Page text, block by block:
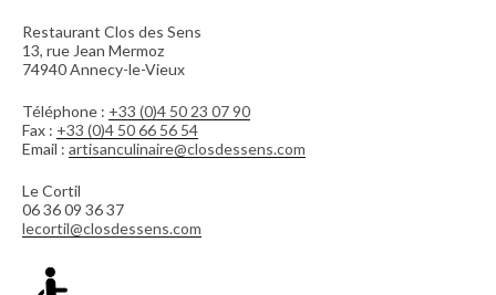
Restaurant Clos des Sens
13, rue Jean Mermoz
74940 Annecy-le-Vieux
Téléphone : +33 (0)4 50 23 07 90
Fax : +33 (0)4 50 66 56 54
Email : artisanculinaire@closdessens.com
Le Cortil
06 36 09 36 37
lecortil@closdessens.com